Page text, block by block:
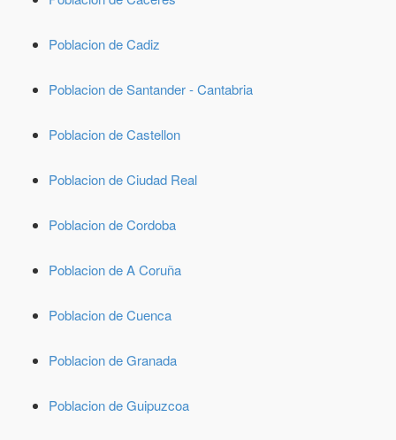
Poblacion de Cadiz
Poblacion de Santander - Cantabria
Poblacion de Castellon
Poblacion de Ciudad Real
Poblacion de Cordoba
Poblacion de A Coruña
Poblacion de Cuenca
Poblacion de Granada
Poblacion de Guipuzcoa